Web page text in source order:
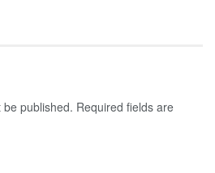
published. Required fields are